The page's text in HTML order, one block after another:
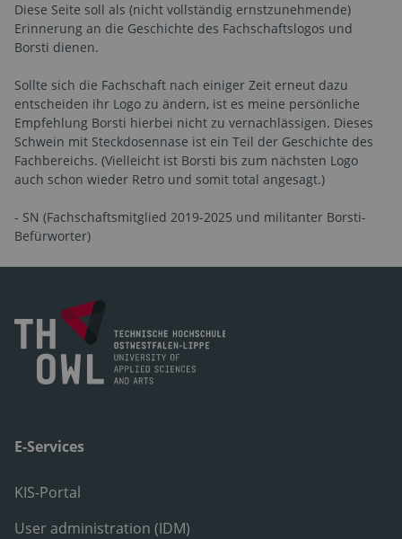
Diese Seite soll als (nicht vollständig ernstzunehmende)
Erinnerung an die Geschichte des Fachschaftslogos und
Borsti dienen.
Sollte sich die Fachschaft nach einiger Zeit erneut dazu
entscheiden ihr Logo zu ändern, ist es meine persönliche
Empfehlung Borsti hierbei nicht zu vernachlässigen. Dieses
Schwein mit Steckdosennase ist ein Teil der Geschichte des
Fachbereichs. (Vielleicht ist Borsti bis zum nächsten Logo
auch schon wieder Retro und somit total angesagt.)
- SN (Fachschaftsmitglied 2019-2025 und militanter Borsti-
Befürworter)
E-Services
KIS-Portal
User administration (IDM)